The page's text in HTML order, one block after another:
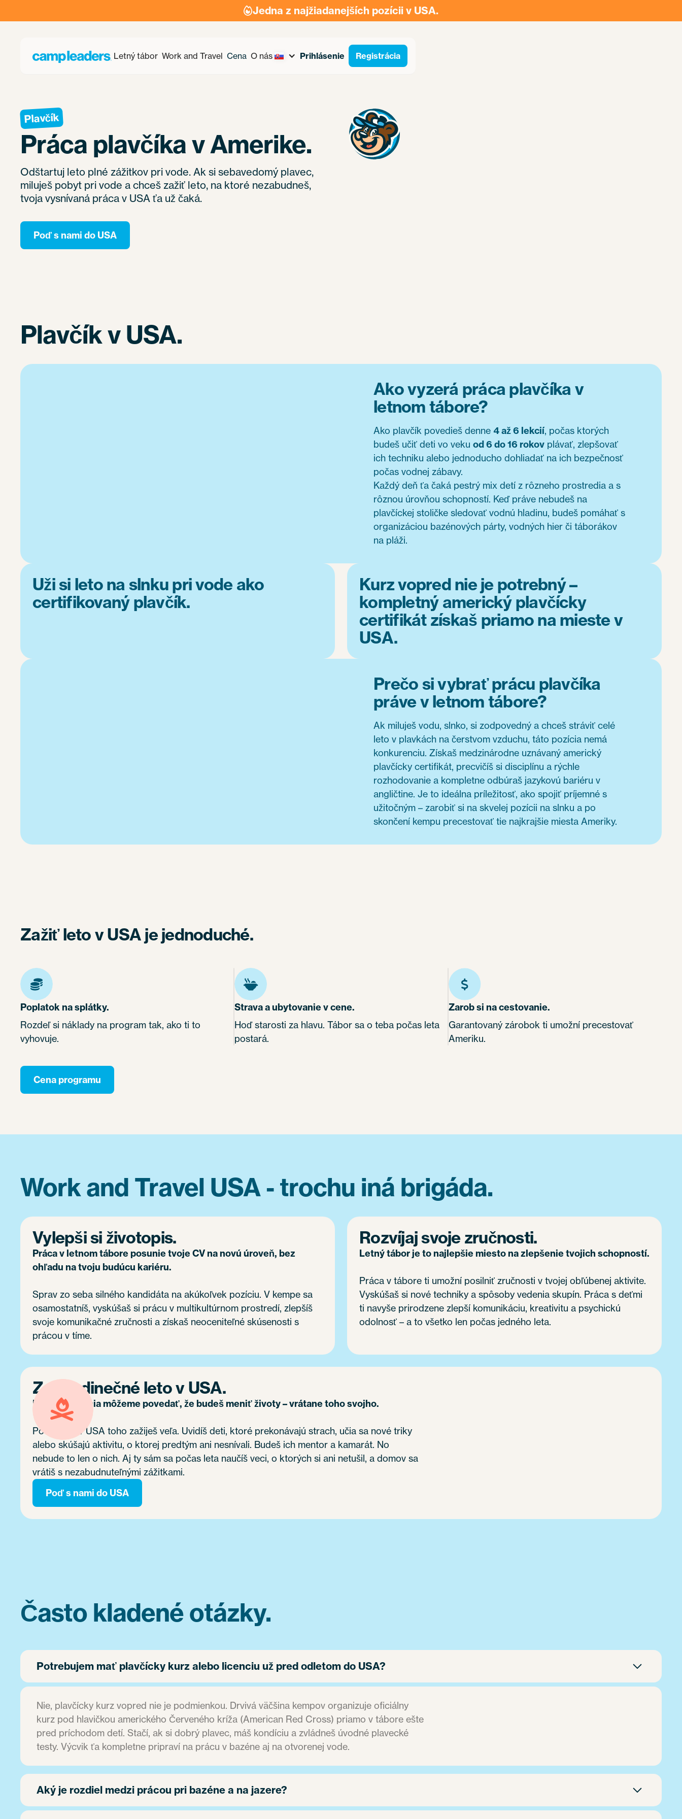
Jedna z najžiadanejších pozícii v USA.
Letný tábor Work and Travel Cena O nás Prihlásenie Registrácia
Plavčík
Práca plavčíka v Amerike.
Odštartuj leto plné zážitkov pri vode. Ak si sebavedomý plavec,
miluješ pobyt pri vode a chceš zažiť leto, na ktoré nezabudneš,
tvoja vysnívaná práca v USA ťa už čaká.
Poď s nami do USA
Plavčík v USA.
Ako vyzerá práca plavčíka v
letnom tábore?
Ako plavčík povedieš denne 4 až 6 lekcií, počas ktorých
budeš učiť deti vo veku od 6 do 16 rokov plávať, zlepšovať
ich techniku alebo jednoducho dohliadať na ich bezpečnosť
počas vodnej zábavy.
Každý deň ťa čaká pestrý mix detí z rôzneho prostredia a s
rôznou úrovňou schopností. Keď práve nebudeš na
plavčíckej stoličke sledovať vodnú hladinu, budeš pomáhať s
organizáciou bazénových párty, vodných hier či táborákov
na pláži.
Uži si leto na slnku pri vode ako
certifikovaný plavčík.
Kurz vopred nie je potrebný –
kompletný americký plavčícky
certifikát získaš priamo na mieste v
USA.
Prečo si vybrať prácu plavčíka
práve v letnom tábore?
Ak miluješ vodu, slnko, si zodpovedný a chceš stráviť celé
leto v plavkách na čerstvom vzduchu, táto pozícia nemá
konkurenciu. Získaš medzinárodne uznávaný americký
plavčícky certifikát, precvičíš si disciplínu a rýchle
rozhodovanie a kompletne odbúraš jazykovú bariéru v
angličtine. Je to ideálna príležitosť, ako spojiť príjemné s
užitočným – zarobiť si na skvelej pozícii na slnku a po
skončení kempu precestovať tie najkrajšie miesta Ameriky.
Zažiť leto v USA je jednoduché.
Poplatok na splátky.
Rozdeľ si náklady na program tak, ako ti to
vyhovuje.
Strava a ubytovanie v cene.
Hoď starosti za hlavu. Tábor sa o teba počas leta
postará.
Zarob si na cestovanie.
Garantovaný zárobok ti umožní precestovať
Ameriku.
Cena programu
Work and Travel USA - trochu iná brigáda.
Vylepši si životopis.
Práca v letnom tábore posunie tvoje CV na novú úroveň, bez
ohľadu na tvoju budúcu kariéru.
Sprav zo seba silného kandidáta na akúkoľvek pozíciu. V kempe sa
osamostatníš, vyskúšaš si prácu v multikultúrnom prostredí, zlepšíš
svoje komunikačné zručnosti a získaš neoceniteľné skúsenosti s
prácou v tíme.
Rozvíjaj svoje zručnosti.
Letný tábor je to najlepšie miesto na zlepšenie tvojich schopností.
Práca v tábore ti umožní posilniť zručnosti v tvojej obľúbenej aktivite.
Vyskúšaš si nové techniky a spôsoby vedenia skupín. Práca s deťmi
ti navyše prirodzene zlepší komunikáciu, kreativitu a psychickú
odolnosť – a to všetko len počas jedného leta.
Zaži jedinečné leto v USA.
Bez preháňania môžeme povedať, že budeš meniť životy – vrátane toho svojho.
Počas leta v USA toho zažiješ veľa. Uvidíš deti, ktoré prekonávajú strach, učia sa nové triky
alebo skúšajú aktivitu, o ktorej predtým ani nesnívali. Budeš ich mentor a kamarát. No
nebude to len o nich. Aj ty sám sa počas leta naučíš veci, o ktorých si ani netušil, a domov sa
vrátiš s nezabudnuteľnými zážitkami.
Poď s nami do USA
Často kladené otázky.
Potrebujem mať plavčícky kurz alebo licenciu už pred odletom do USA?
Nie, plavčícky kurz vopred nie je podmienkou. Drvivá väčšina kempov organizuje oficiálny
kurz pod hlavičkou amerického Červeného kríža (American Red Cross) priamo v tábore ešte
pred príchodom detí. Stačí, ak si dobrý plavec, máš kondíciu a zvládneš úvodné plavecké
testy. Výcvik ťa kompletne pripraví na prácu v bazéne aj na otvorenej vode.
Aký je rozdiel medzi prácou pri bazéne a na jazere?